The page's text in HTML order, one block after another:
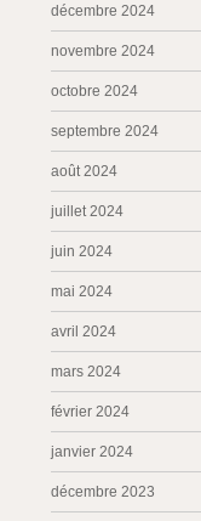
décembre 2024
novembre 2024
octobre 2024
septembre 2024
août 2024
juillet 2024
juin 2024
mai 2024
avril 2024
mars 2024
février 2024
janvier 2024
décembre 2023